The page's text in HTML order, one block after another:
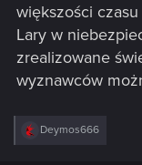
większości
Lary w
zrealizowane
wyznawców
R
Deymos666